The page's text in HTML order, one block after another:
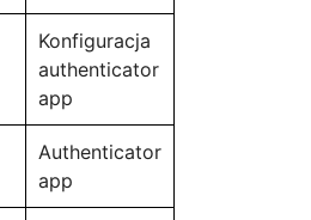
Konfiguracja
authenticator
app
Authenticator
app